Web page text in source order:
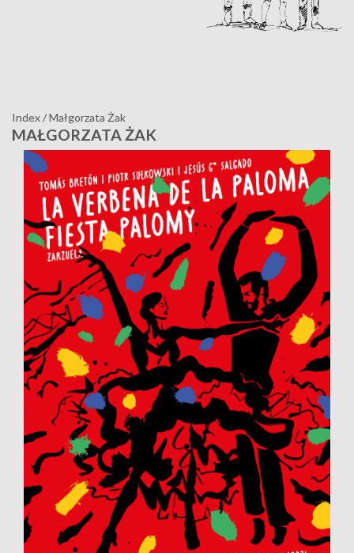
Index/Małgorzata Żak
MAŁGORZATA ŻAK